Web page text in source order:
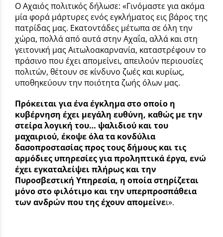
Ο Αχαιός πολιτικός δήλωσε: «Γινόμαστε για ακόμα
μία φορά μάρτυρες ενός εγκλήματος εις βάρος της
πατρίδας μας. Εκατοντάδες μέτωπα σε όλη την
χώρα, πολλά από αυτά στην Αχαΐα, αλλά και στη
γειτονική μας Αιτωλοακαρνανία, καταστρέφουν το
πράσινο που έχει απομείνει, απειλούν περιουσίες
πολιτών, θέτουν σε κίνδυνο ζωές και κυρίως,
υποθηκεύουν την ποιότητα ζωής όλων μας.
Πρόκειται για ένα έγκλημα στο οποίο η
κυβέρνηση έχει μεγάλη ευθύνη, καθώς με την
στείρα λογική του… ψαλιδιού και του
μαχαιριού, έκοψε όλα τα κονδύλια
δασοπροστασίας προς τους δήμους και τις
αρμόδιες υπηρεσίες για προληπτικά έργα, ενώ
έχει εγκαταλείψει πλήρως και την
Πυροσβεστική Υπηρεσία, η οποία στηρίζεται
μόνο στο φιλότιμο και την υπερπροσπάθεια
των ανδρών που της έχουν απομείνει».